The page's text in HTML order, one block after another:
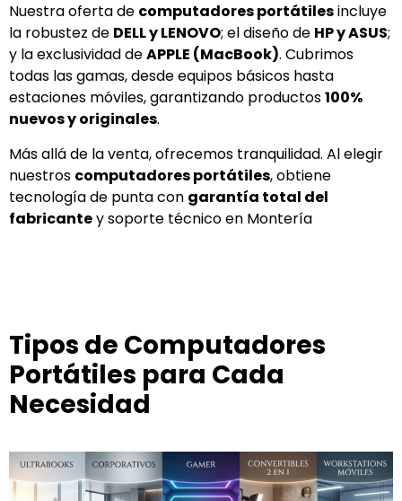
Nuestra oferta de computadores portátilesincluye
la robustez de DELL y LENOVO; el diseño de HP y ASUS;
y la exclusividad deAPPLE (MacBook). Cubrimos
todas las gamas, desde equipos básicos hasta
estaciones móviles, garantizando productos100%
nuevos y originales.
Más allá de la venta, ofrecemos tranquilidad. Al elegir
nuestros computadores portátiles, obtiene
tecnología de punta con garantía total del
fabricantey soporte técnico en Montería
Tipos de Computadores
Portátiles para Cada
Necesidad